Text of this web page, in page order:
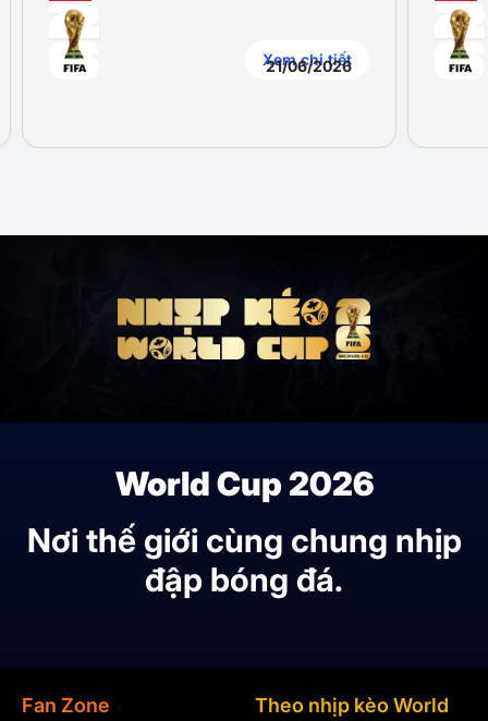
21/06/2026
Xem chi tiết
World Cup 2026
Nơi thế giới cùng chung nhịp
đập bóng đá.
Fan Zone Theo nhịp kèo World